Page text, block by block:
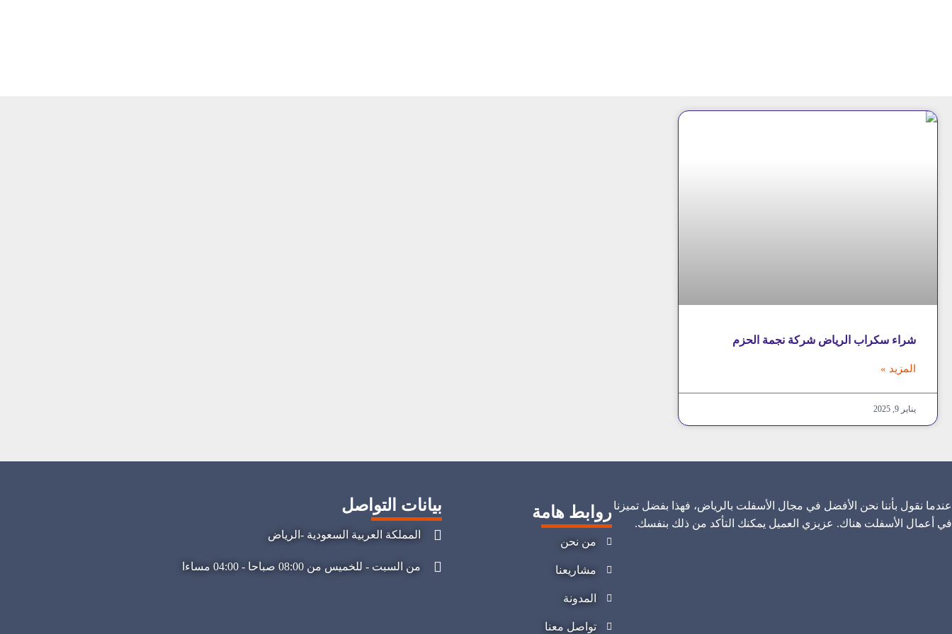
شراء سكراب الرياض شركة نجمة الحزم
المزيد »
يناير 9, 2025
عندما نقول بأننا نحن الأفضل في مجال الأسفلت بالرياض، فهذا بفضل تميزنا
في أعمال الأسفلت هناك. عزيزي العميل يمكنك التأكد من ذلك بنفسك.
روابط هامة
من نحن
مشاريعنا
المدونة
تواصل معنا
بيانات التواصل
المملكة العربية السعودية -الرياض
من السبت - للخميس من 08:00 صباحا - 04:00 مساءا